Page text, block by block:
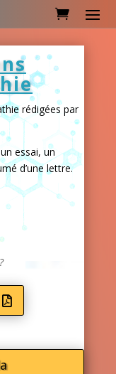
rédigées par
essai, un
d’une lettre.